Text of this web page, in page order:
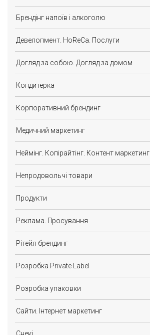
Брендінг напоїв і алкоголю
Девелопмент. HoReCa. Послуги
Догляд за собою. Догляд за домом
Кондитерка
Корпоративний брендинг
Медичний маркетинг
Неймінг. Копірайтінг. Контент маркетинг
Непродовольчі товари
Продукти
Реклама. Просування
Рітейл брендинг
Розробка Private Label
Розробка упаковки
Сайти. Інтернет маркетинг